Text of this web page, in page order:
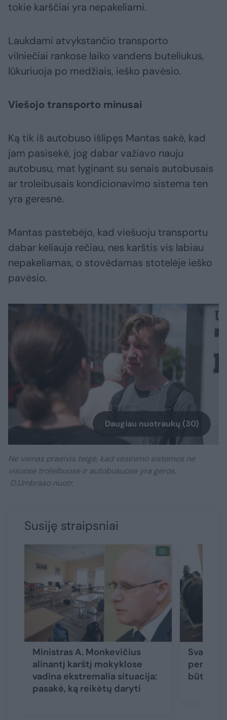
tokie karščiai yra nepakeliami.
Laukdami atvykstančio transporto
vilniečiai rankose laiko vandens buteliukus,
lūkuriuoja po medžiais, ieško pavėsio.
Viešojo transporto minusai
Ką tik iš autobuso išlipęs Mantas sakė, kad
jam pasisekė, jog dabar važiavo nauju
autobusu, mat lyginant su senais autobusais
ar troleibusais kondicionavimo sistema ten
yra geresnė.
Mantas pastebėjo, kad viešuoju transportu
dabar keliauja rečiau, nes karštis vis labiau
nepakeliamas, o stovėdamas stotelėje ieško
pavėsio.
Daugiau nuotraukų (30)
Ne vienas praeivis teigė, kad vėsinimo sistemos ne
visuose troleibuose ir autobusuose yra geros.
D.Umbraso nuotr.
Susiję straipsniai
Ministras A. Monkevičius
alinantį karštį mokyklose
vadina ekstremalia situacija:
pasakė, ką reikėtų daryti
Svarbi
per
būti